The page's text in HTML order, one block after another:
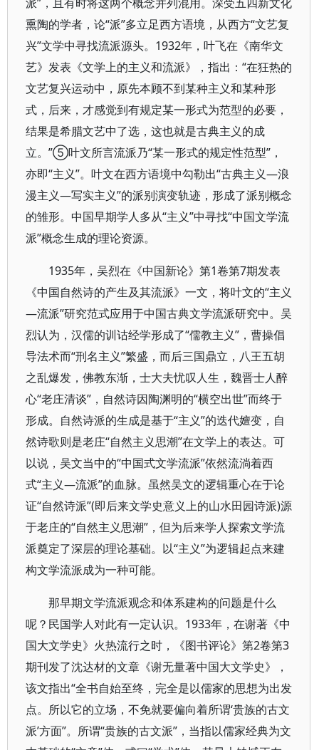
熏陶的学者，论“派”多立足西方语境，从西方“文艺复
兴”文学中寻找流派源头。1932年，叶飞在《南华文
艺》发表《文学上的主义和流派》，指出：“在狂热的
文艺复兴运动中，原先本顾不到某种主义和某种形
式，后来，才感觉到有规定某一形式为范型的必要，
结果是希腊文艺中了选，这也就是古典主义的成
立。”⑤叶文所言流派乃“某一形式的规定性范型”，
亦即“主义”。叶文在西方语境中勾勒出“古典主义—浪
漫主义—写实主义”的派别演变轨迹，形成了派别概念
的雏形。中国早期学人多从“主义”中寻找“中国文学流
派”概念生成的理论资源。
1935年，吴烈在《中国新论》第1卷第7期发表
《中国自然诗的产生及其流派》一文，将叶文的“主义
—流派”研究范式应用于中国古典文学流派研究中。吴
烈认为，汉儒的训诂经学形成了“儒教主义”，曹操倡
导法术而“刑名主义”繁盛，而后三国鼎立，八王五胡
之乱爆发，佛教东渐，士大夫忧叹人生，魏晋士人醉
心“老庄清谈”，自然诗因陶渊明的“横空出世”而终于
形成。自然诗派的生成是基于“主义”的迭代嬗变，自
然诗歌则是老庄“自然主义思潮”在文学上的表达。可
以说，吴文当中的“中国式文学流派”依然流淌着西
式“主义—流派”的血脉。虽然吴文的逻辑重心在于论
证“自然诗派”(即后来文学史意义上的山水田园诗派)源
于老庄的“自然主义思潮”，但为后来学人探索文学流
派奠定了深层的理论基础。以“主义”为逻辑起点来建
构文学流派成为一种可能。
那早期文学流派观念和体系建构的问题是什么
呢？民国学人对此有一定认识。1933年，在谢著《中
国大文学史》火热流行之时，《图书评论》第2卷第3
期刊发了沈达材的文章《谢无量著中国大文学史》，
该文指出“全书自始至终，完全是以儒家的思想为出发
点。所以它的立场，不免就要偏向着所谓‘贵族的古文
派’方面”。所谓“贵族的古文派”，当指以儒家经典为文